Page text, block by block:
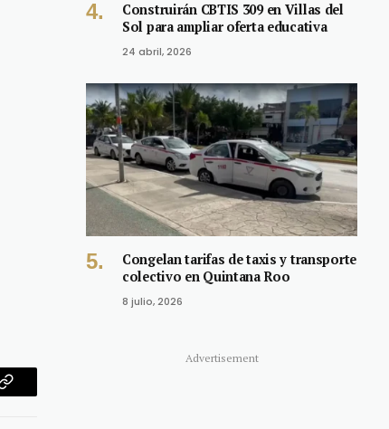
Copy
Construirán CBTIS 309 en Villas del
Sol para ampliar oferta educativa
24 abril, 2026
Congelan tarifas de taxis y transporte
colectivo en Quintana Roo
8 julio, 2026
Advertisement